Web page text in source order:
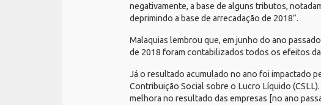
negativamente, a base de alguns tributos,
deprimindo a base de arrecadação de 2018”.
Malaquias lembrou que, em junho do ano
de 2018 foram contabilizados todos os efeitos
Já o resultado acumulado no ano foi impactado
Contribuição Social sobre o Lucro Líquido
melhora no resultado das empresas [no ano